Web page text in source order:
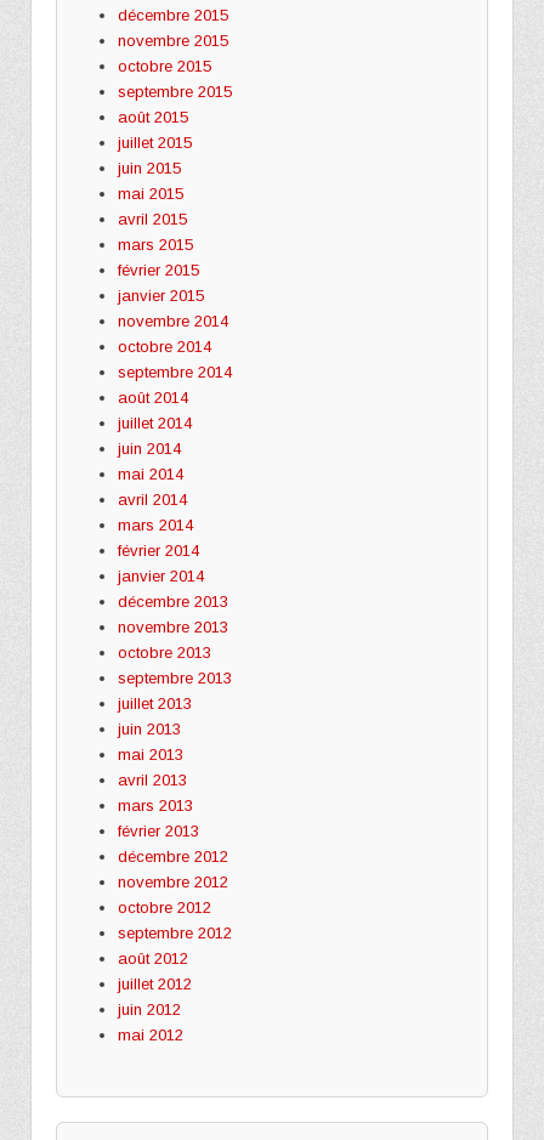
décembre 2015
novembre 2015
octobre 2015
septembre 2015
août 2015
juillet 2015
juin 2015
mai 2015
avril 2015
mars 2015
février 2015
janvier 2015
novembre 2014
octobre 2014
septembre 2014
août 2014
juillet 2014
juin 2014
mai 2014
avril 2014
mars 2014
février 2014
janvier 2014
décembre 2013
novembre 2013
octobre 2013
septembre 2013
juillet 2013
juin 2013
mai 2013
avril 2013
mars 2013
février 2013
décembre 2012
novembre 2012
octobre 2012
septembre 2012
août 2012
juillet 2012
juin 2012
mai 2012